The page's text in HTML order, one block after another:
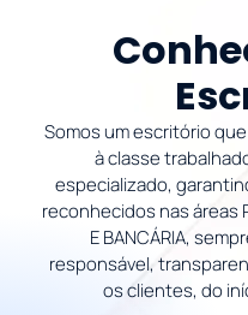
Somos um escritório
à classe
especializado,
reconhecidos nas áreas
E BANCÁRIA,
responsável,
os clientes, do